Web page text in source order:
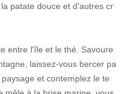
patate douce et d'autres cr
entre l'île et le thé. Savoure
laissez-vous bercer pa
et contemplez le te